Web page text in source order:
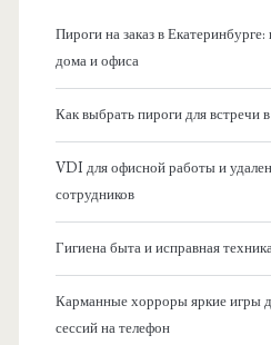
Пироги на заказ в
дома и офиса
Как выбрать пироги для встречи
VDI для офисной работы и
сотрудников
Гигиена быта и исправная
Карманные хорроры яркие игры
сессий на телефон